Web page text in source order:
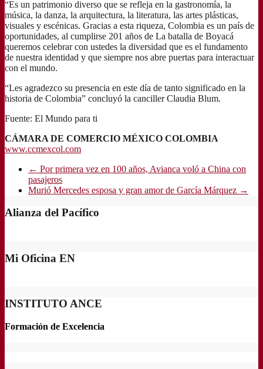
“Es un patrimonio diverso que se refleja en la gastronomía, la
música, la danza, la arquitectura, la literatura, las artes plásticas,
visuales y escénicas. Gracias a esta riqueza, Colombia es un país de
oportunidades, al cumplirse 201 años de La batalla de Boyacá
queremos celebrar con ustedes la diversidad que es el fundamento
de nuestra identidad y que siempre nos abre puertas para interactuar
con el mundo.
“Les agradezco su presencia en este día de tanto significado en la
historia de Colombia” concluyó la canciller Claudia Blum.
Fuente: El Mundo para ti
CÁMARA DE COMERCIO MÉXICO COLOMBIA
www.ccmexcol.com
← Por primera vez en 100 años, Avianca voló a China con
pasajeros
Murió Mercedes esposa y gran amor de García Márquez →
Alianza del Pacífico
Mi Oficina EN
INSTITUTO ANCE
Formación de Excelencia